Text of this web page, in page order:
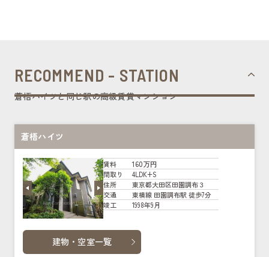
RECOMMEND - STATION
蒼梧ハイツと同じ駅の高級賃貸マンション
蒼梧ハイツ
賃料 160万円
間取り
4LDK+S
住所
東京都大田区田園調布３
交通
東横線 田園調布駅 徒歩7分
竣工
1998年9月
建物・空室一覧